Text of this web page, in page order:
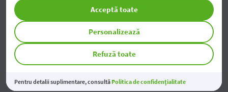
Credite
Carduri
Deservire curentă
Depozite și economii
Servicii la distanță
Alte servicii
Tarife
Persoane juridice
Refuză toate
Personalizează
Acceptă toate
Pentru detalii suplimentare, consultă Politica de confidențialitate